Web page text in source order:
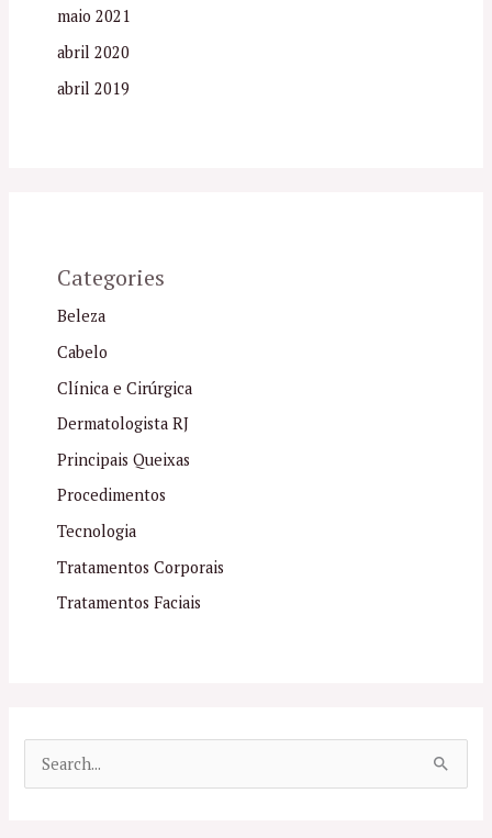
maio 2021
abril 2020
abril 2019
Categories
Beleza
Cabelo
Clínica e Cirúrgica
Dermatologista RJ
Principais Queixas
Procedimentos
Tecnologia
Tratamentos Corporais
Tratamentos Faciais